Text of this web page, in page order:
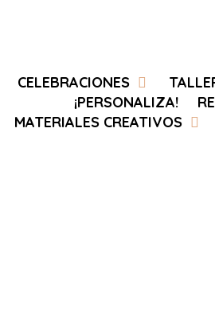
CELEBRACIONES
¡PERSONALIZA!
MATERIALES CREATIVOS